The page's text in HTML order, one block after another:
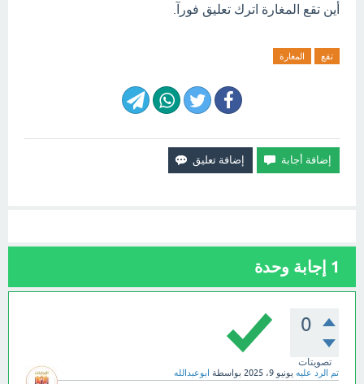
أين تقع المغارة اترك تعليق فورآ.
تقع المغارة
1 إجابة وحدة
0
تصويتات
تم الرد عليه يونيو 9، 2025 بواسطة ابوعبدالله